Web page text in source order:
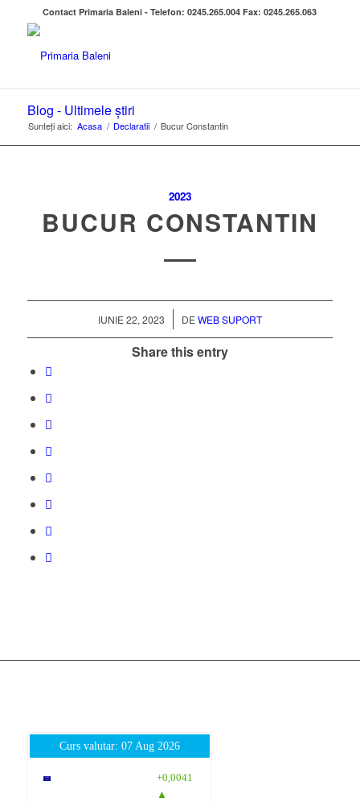
Contact Primaria Baleni - Telefon: 0245.265.004 Fax: 0245.265.063
Blog - Ultimele știri
Sunteți aici: Acasa / Declaratii / Bucur Constantin
2023
BUCUR CONSTANTIN
IUNIE 22, 2023
/ DEWEB SUPORT
Share this entry
Curs valutar: 07 Aug 2026
+0,0041
▲